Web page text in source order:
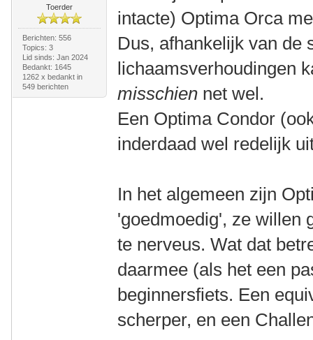
Toerder
Berichten: 556
Topics: 3
Lid sinds: Jan 2024
Bedankt: 1645
1262 x bedankt in
549 berichten
intacte) Optima Orca
Dus, afhankelijk van de
lichaamsverhoudingen
misschien net wel.
Een Optima Condor
inderdaad wel redelijk
In het algemeen zijn
'goedmoedig', ze willen
te nerveus. Wat dat
daarmee (als het een
beginnersfiets. Een
scherper, en een